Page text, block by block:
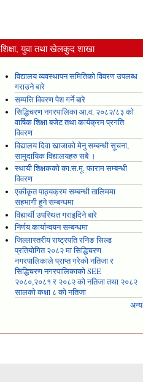
शिक्षा, युवा तथा खेलकुद शाखा
विद्यालय व्यवस्थापन समितिको विवरण उपलब्ध
गराउने बारे
सम्पत्ति विवरण पेश गर्ने बारे
सिद्धिचरण नगरपालिका आ.व. २०८२/८३ को
वार्षिक शिक्षा बजेट तथा कार्यक्रम प्रगति
विवरण
विद्यालय दिवा खाजाको मेनु सम्बन्धी सूचना,
सामुदायिक विद्यालयहरु सबै ।
स्थायी शिक्षकको का.स.मू. फाराम सम्बन्धी
विवरण
एकीकृत पाठ्यक्रम सम्बन्धी तालिममा
सहभागी हुने सम्बन्धमा
विद्यार्थी उपस्थित गराइदिने बारे
निर्णय कार्यान्वयन सम्बन्धमा
जिल्लास्तरीय राष्ट्रपति रनिङ सिल्ड
प्रतियोगित २०८२ मा सिद्धिचरण
नगरपालिकाले प्राप्त गरेकाे नतिजा र
सिद्धिचरण नगरपालिकाको SEE
२०८०,२०८१ र २०८२ को नतिजा तथा २०८२
सालको कक्षा ८ को नतिजा
अन्य